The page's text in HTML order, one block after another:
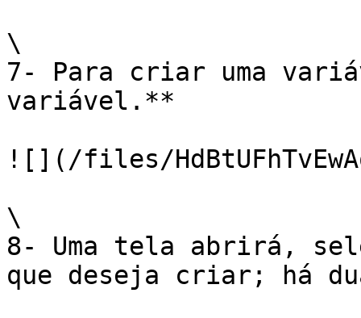
\
7- Para criar uma
variável.**
![](/files/
\
8- Uma tela abrirá,
que deseja criar; há